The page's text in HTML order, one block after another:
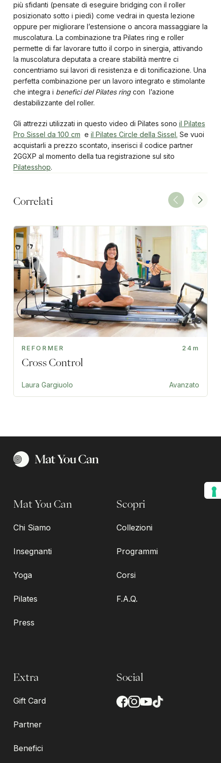
più sfidanti (pensate di eseguire bridging con il roller
posizionato sotto i piedi) come vedrai in questa lezione
oppure per migliorare l’estensione o ancora massaggiare la
muscolatura. La combinazione tra Pilates ring e roller
permette di far lavorare tutto il corpo in sinergia, attivando
la muscolatura deputata a creare stabilità mentre ci
concentriamo sui lavori di resistenza e di tonificazione. Una
perfetta combinazione per un lavoro integrato e stimolante
che integra i benefici del Pilates ringcon l’azione
destabilizzante del roller.
Gli attrezzi utilizzati in questo video di Pilates sono il Pilates
Pro Sissel da 100 cm e il Pilates Circle della Sissel. Se vuoi
acquistarli a prezzo scontato, inserisci il codice partner
2GGXP al momento della tua registrazione sul sito
Pilatesshop.
Correlati
REFORMER 24m
Cross Control
Laura Gargiuolo Avanzato
Mat You Can
Chi Siamo
Insegnanti
Yoga
Pilates
Press
Scopri
Collezioni
Programmi
Corsi
F.A.Q.
Extra
Gift Card
Partner
Benefici
Social